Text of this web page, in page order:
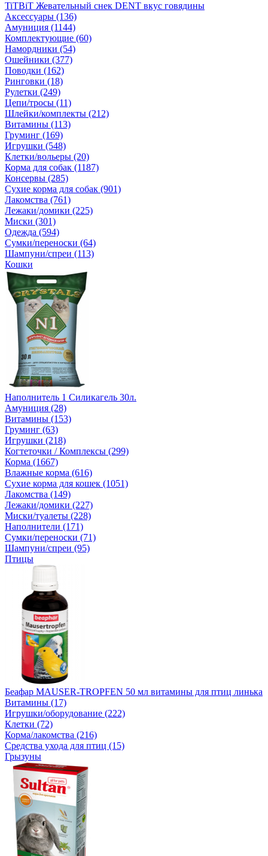
TiTBiT Жевательный снек DENT вкус говядины
Аксессуары (136)
Амуниция (1144)
Комплектующие (60)
Намордники (54)
Ошейники (377)
Поводки (162)
Ринговки (18)
Рулетки (249)
Цепи/тросы (11)
Шлейки/комплекты (212)
Витамины (113)
Груминг (169)
Игрушки (548)
Клетки/вольеры (20)
Корма для собак (1187)
Консервы (285)
Сухие корма для собак (901)
Лакомства (761)
Лежаки/домики (225)
Миски (301)
Одежда (594)
Сумки/переноски (64)
Шампуни/спреи (113)
Кошки
Наполнитель 1 Силикагель 30л.
Амуниция (28)
Витамины (153)
Груминг (63)
Игрушки (218)
Когтеточки / Комплексы (299)
Корма (1667)
Влажные корма (616)
Сухие корма для кошек (1051)
Лакомства (149)
Лежаки/домики (227)
Миски/туалеты (228)
Наполнители (171)
Сумки/переноски (71)
Шампуни/спреи (95)
Птицы
Беафар MAUSER-TROPFEN 50 мл витамины для птиц линька
Витамины (17)
Игрушки/оборудование (222)
Клетки (72)
Корма/лакомства (216)
Средства ухода для птиц (15)
Грызуны